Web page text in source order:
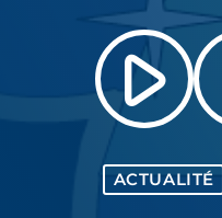
play_arrow
ACTUALITÉ